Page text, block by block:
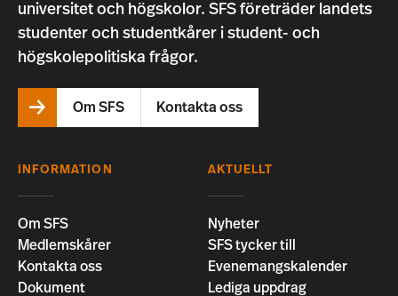
universitet och högskolor. SFS företräder landets
studenter och studentkårer i student- och
högskolepolitiska frågor.
Om SFS Kontakta oss
INFORMATION
Om SFS
Medlemskårer
Kontakta oss
Dokument
AKTUELLT
Nyheter
SFS tycker till
Evenemangskalender
Lediga uppdrag